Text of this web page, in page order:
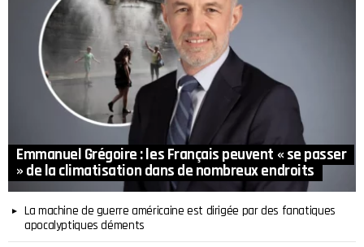
Emmanuel Grégoire : les Français peuvent « se passer
» de la climatisation dans de nombreux endroits
La machine de guerre américaine est dirigée par des fanatiques
apocalyptiques déments